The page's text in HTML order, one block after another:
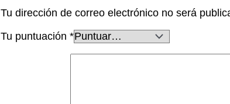
Tu dirección de correo electrónico no será
Tu puntuación *